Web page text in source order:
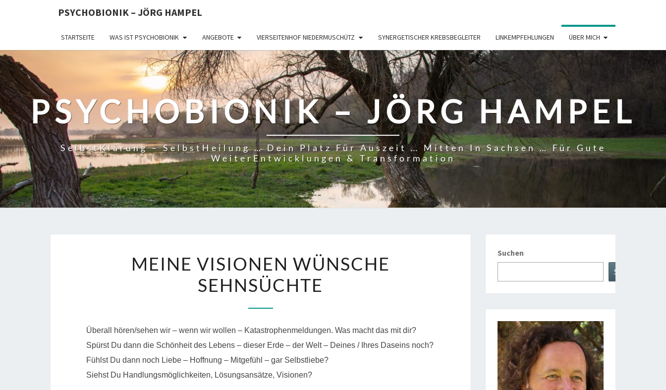
PSYCHOBIONIK – JÖRG HAMPEL
STARTSEITE WAS IST PSYCHOBIONIK ANGEBOTE VIERSEITENHOF NIEDERMUSCHÜTZ SYNERGETISCHER KREBSBEGLEITER LINKEMPFEHLUNGEN ÜBER MICH
PSYCHOBIONIK – JÖRG HAMPEL
SelbstKlärung – SelbstHeilung … Dein Platz Für Auszeit … Mitten In Sachsen … Für Gute
WeiterEntwicklungen & Transformation
VISIONEN
WÜNSCHE
SEHNSÜCHTE
MEINE VISIONEN WÜNSCHE
SEHNSÜCHTE
Überall hören/sehen wir – wenn wir wollen – Katastrophenmeldungen. Was macht das mit dir?
Spürst Du dann die Schönheit des Lebens – dieser Erde – der Welt – Deines / Ihres Daseins noch?
Fühlst Du dann noch Liebe – Hoffnung – Mitgefühl – gar Selbstliebe?
Siehst Du Handlungsmöglichkeiten, Lösungsansätze, Visionen?
Suchen
Suchen